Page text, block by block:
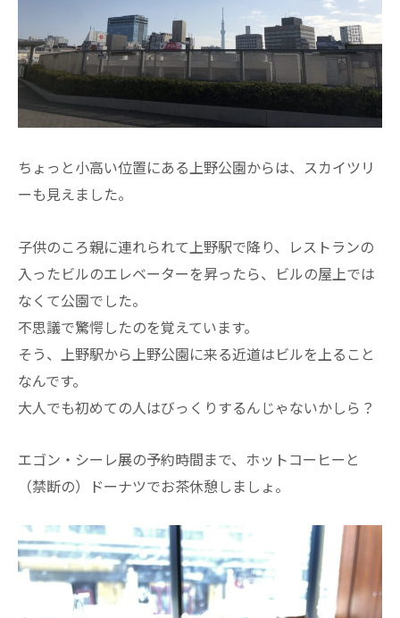
ちょっと小高い位置にある上野公園からは、スカイツリ
ーも見えました。
子供のころ親に連れられて上野駅で降り、レストランの
入ったビルのエレベーターを昇ったら、ビルの屋上では
なくて公園でした。
不思議で驚愕したのを覚えています。
そう、上野駅から上野公園に来る近道はビルを上ること
なんです。
大人でも初めての人はびっくりするんじゃないかしら？
エゴン・シーレ展の予約時間まで、ホットコーヒーと
（禁断の）ドーナツでお茶休憩しましょ。